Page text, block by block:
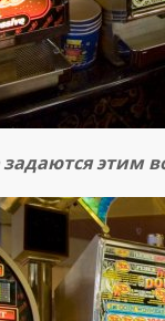
задаютсяэтим